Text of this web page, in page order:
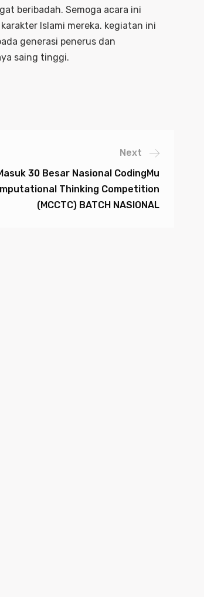
beribadah. Semoga acara ini
Islami mereka. kegiatan ini
generasi penerus dan
saing tinggi.
Next
30 Besar Nasional CodingMu
Thinking Competition
(MCCTC) BATCH NASIONAL